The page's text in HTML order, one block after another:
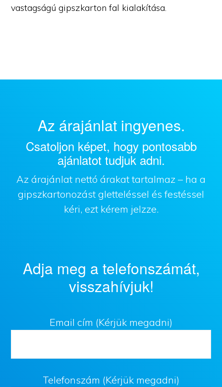
vastagságú gipszkarton fal kialakítása.
Az árajánlat ingyenes.
Csatoljon képet, hogy pontosabb
ajánlatot tudjuk adni.
Az árajánlat nettó árakat tartalmaz – ha a
gipszkartonozást gletteléssel és festéssel
kéri, ezt kérem jelzze.
Adja meg a telefonszámát,
visszahívjuk!
Email cím (Kérjük megadni)
Telefonszám (Kérjük megadni)